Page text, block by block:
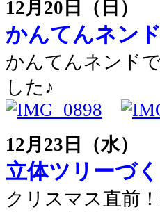
12月20日（日）
かんてんネン
かんてんネンド
した♪
12月23日（水）
立体ツリーづく
クリスマス直前